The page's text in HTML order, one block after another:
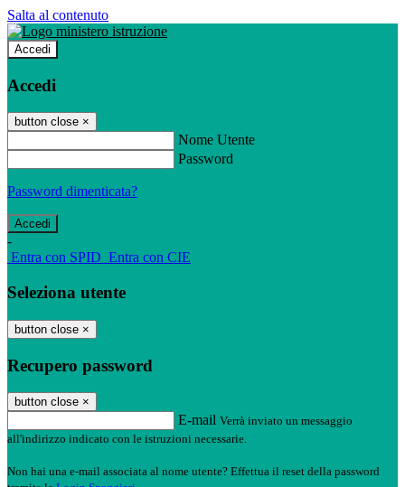
Salta al contenuto
Accedi
Accedi
button close ×
Nome Utente
Password
Password dimenticata?
-
Entra con SPID Entra con CIE
Seleziona utente
button close ×
Recupero password
button close ×
E-mail Verrà inviato un messaggio
all'indirizzo indicato con le istruzioni necessarie.
Non hai una e-mail associata al nome utente? Effettua il reset della password